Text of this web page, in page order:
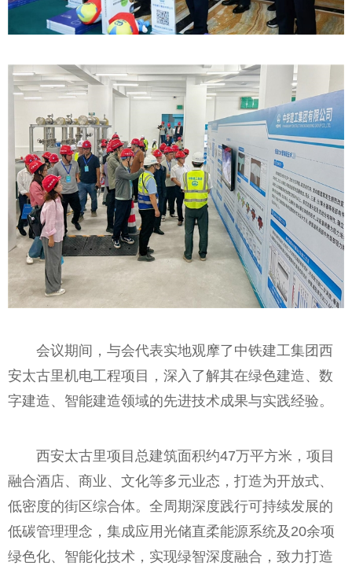
会议期间，与会代表实地观摩了中铁建工集团西
安太古里机电工程项目，深入了解其在绿色建造、数
字建造、智能建造领域的先进技术成果与实践经验。
西安太古里项目总建筑面积约47万平方米，项目
融合酒店、商业、文化等多元业态，打造为开放式、
低密度的街区综合体。全周期深度践行可持续发展的
低碳管理理念，集成应用光储直柔能源系统及20余项
绿色化、智能化技术，实现绿智深度融合，致力打造